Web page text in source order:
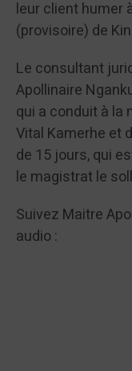
leur client humer
(provisoire) de
Le consultant
Apollinaire
qui a conduit à la
Vital Kamerhe et
de 15 jours, qui
le magistrat le
Suivez Maitre
audio :